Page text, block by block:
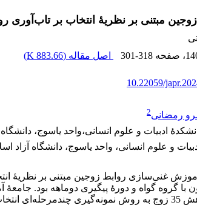
مبتنی بر نظریۀ انتخاب بر تاب‌آوری
، صفحه 301-318 اصل مقاله (883.66 K
)
10.22059/
رمضانی2
ادبیات و علوم انسانی،واحد یاسوج، دانشگاه
و علوم انسانی، واحد یاسوج، دانشگاه آزاد
غنی‌سازی روابط زوجین مبتنی بر نظریۀ